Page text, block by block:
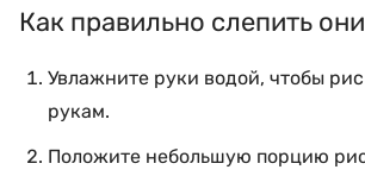
Как правильно слепить
Увлажните руки водой, чтобы
рукам.
Положите небольшую порцию